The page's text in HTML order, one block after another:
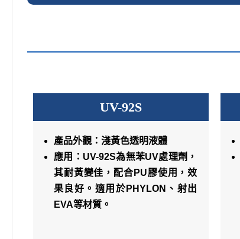
UV-92S
產品外觀：淺黃色透明液體
應用：UV-92S為無苯UV處理劑，
其耐黃變佳，配合PU膠使用，效
果良好。適用於PHYLON、射出
EVA等材質。